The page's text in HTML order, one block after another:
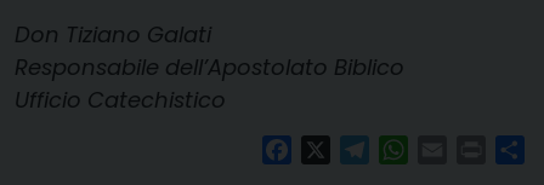
Don Tiziano Galati
Responsabile dell’Apostolato Biblico
Ufficio Catechistico
FacebookTelegramWhatsAppPrint